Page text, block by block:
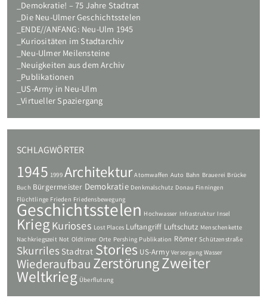
Demokratie! – 75 Jahre Stadtrat
Die Neu-Ulmer Geschichtsstelen
ENDE//ANFANG: Neu-Ulm 1945
Kuriositäten im Stadtarchiv
Neu-Ulmer Meilensteine
Neuigkeiten aus dem Archiv
Publikationen
US-Army in Neu-Ulm
Virtueller Spaziergang
SCHLAGWÖRTER
1945 1999 Architektur Atomwaffen Auto Bahn Brauerei Brücke
Buch Bürgermeister Demokratie Denkmalschutz Donau Finningen
Flüchtlinge Frieden Friedensbewegung
Geschichtsstelen Hochwasser Infrastruktur Insel
KriegKurioses Lost Places Luftangriff Luftschutz Menschenkette
Nachkriegszeit Not Oldtimer Orte Pershing Publikation Römer Schützenstraße
SkurrilesStadtrat Stories US-Army Versorgung Wasser
Wiederaufbau ZerstörungZweiter
Weltkrieg Überflutung